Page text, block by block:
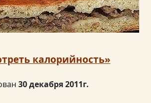
калорийность»
30 декабря 2011г.